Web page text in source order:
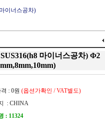
이너스공차)
마이너스공차) Φ2
: 0원 (옵션가확인 / VAT별도)
: CHINA
: 11324